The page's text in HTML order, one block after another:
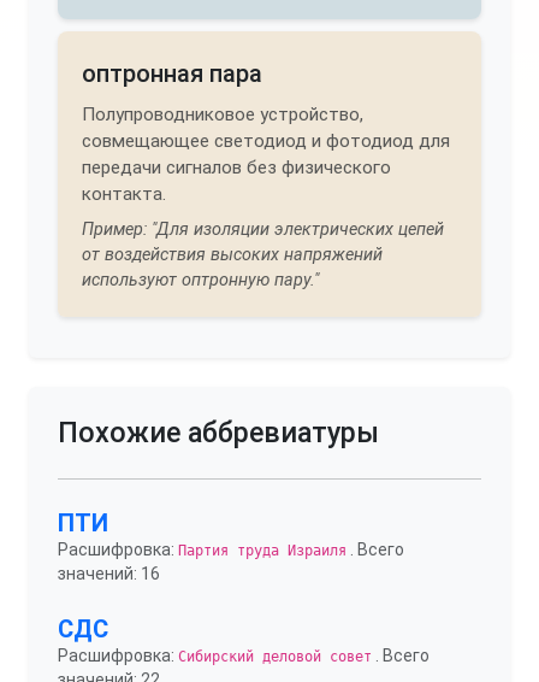
оптронная пара
Полупроводниковое устройство,
совмещающее светодиод и фотодиод для
передачи сигналов без физического
контакта.
Пример: "Для изоляции электрических цепей
от воздействия высоких напряжений
используют оптронную пару."
Похожие аббревиатуры
ПТИ
Расшифровка: Партия труда Израиля
. Всего
значений: 16
СДС
Расшифровка: Сибирский деловой совет
. Всего